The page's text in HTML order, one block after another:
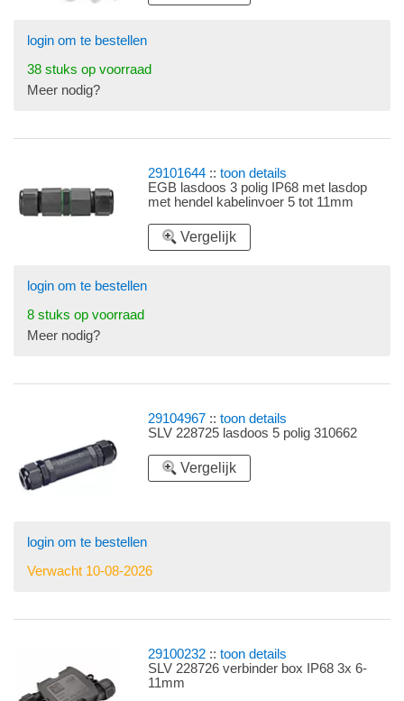
login om te bestellen
38 stuks op voorraad
Meer nodig?
29101644 ::toon details
EGB lasdoos 3 polig IP68 met lasdop
met hendel kabelinvoer 5 tot 11mm
Vergelijk
login om te bestellen
8 stuks op voorraad
Meer nodig?
29104967 ::toon details
SLV 228725 lasdoos 5 polig 310662
Vergelijk
login om te bestellen
Verwacht 10-08-2026
29100232 ::toon details
SLV 228726 verbinder box IP68 3x 6-
11mm